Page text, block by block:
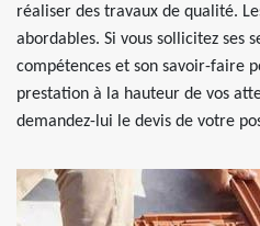
réaliser des travaux de qualité.
abordables. Si vous sollicitez ses
compétences et son savoir-faire
prestation à la hauteur de vos
demandez-lui le devis de votre